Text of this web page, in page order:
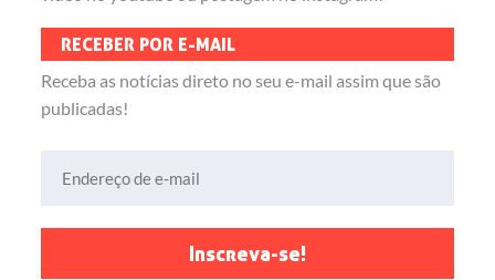
RECEBER POR E-MAIL
Receba as notícias direto no seu e-mail assim que são
publicadas!
Inscreva-se!